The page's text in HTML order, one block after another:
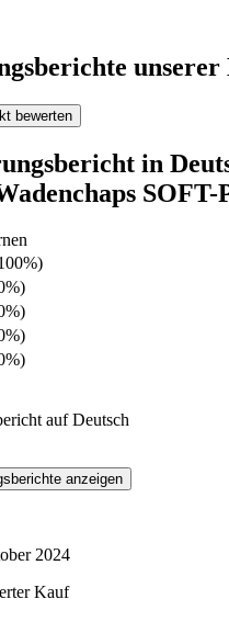
bewerten
in
SOFT-
auf Deutsch
anzeigen
2024
Kauf